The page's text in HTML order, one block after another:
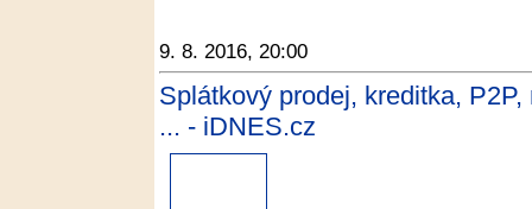
9. 8. 2016, 20:00
Splátkový prodej, kreditka,
... - iDNES.cz